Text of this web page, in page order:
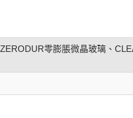
零膨脹微晶玻璃、